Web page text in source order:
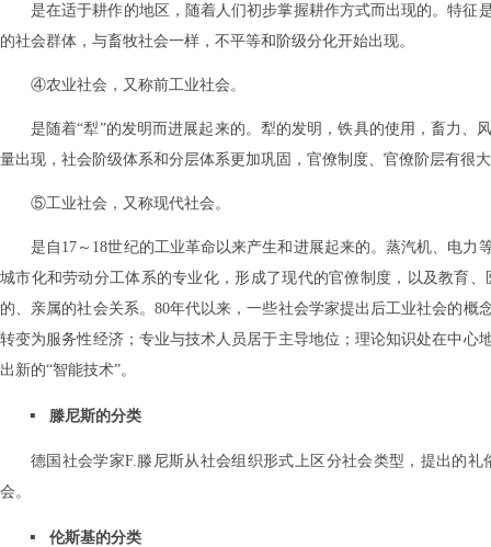
是在适于耕作的地区，随着人们初步掌握耕作方式而出现的。特
的社会群体，与畜牧社会一样，不平等和阶级分化开始出现。
④农业社会，又称前工业社会。
是随着“犁”的发明而进展起来的。犁的发明，铁具的使用，畜力
量出现，社会阶级体系和分层体系更加巩固，官僚制度、官僚阶层有很
⑤工业社会，又称现代社会。
是自17～18世纪的工业革命以来产生和进展起来的。蒸汽机、电
城市化和劳动分工体系的专业化，形成了现代的官僚制度，以及教育
的、亲属的社会关系。80年代以来，一些社会学家提出后工业社会的
转变为服务性经济；专业与技术人员居于主导地位；理论知识处在中
出新的“智能技术”。
滕尼斯的分类
德国社会学家F.滕尼斯从社会组织形式上区分社会类型，提出的
会。
伦斯基的分类